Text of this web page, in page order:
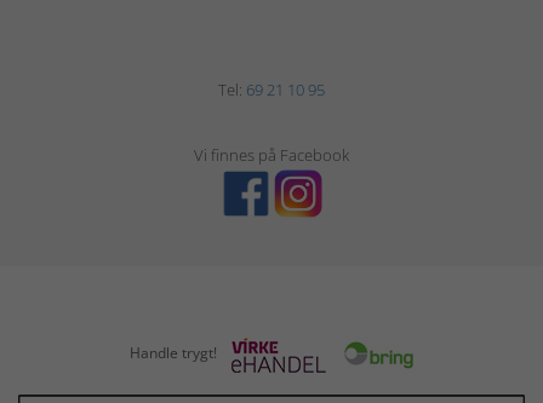
Tel: 69 21 10 95
Vi finnes på Facebook
Handle trygt!